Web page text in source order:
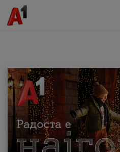
МК EN SQ
Приватни Деловни